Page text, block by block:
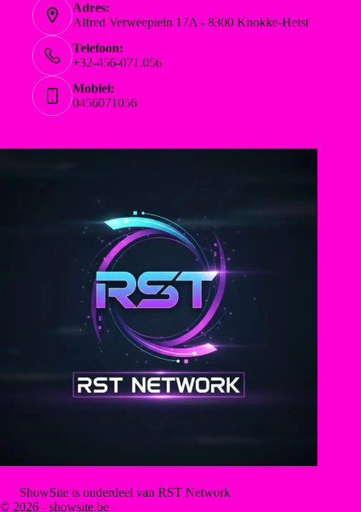
Adres:
Alfred Verweeplein 17A - 8300 Knokke-Heist
Telefoon:
+32-456-071.056
Mobiel:
0456071056
ShowSite is onderdeel van RST Network
© 2026 - showsite.be -